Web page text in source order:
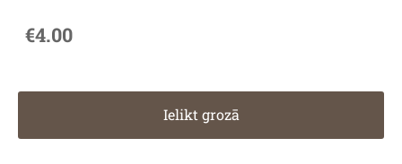
€4.00
Ielikt grozā